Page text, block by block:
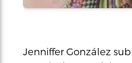
Jenniffer González